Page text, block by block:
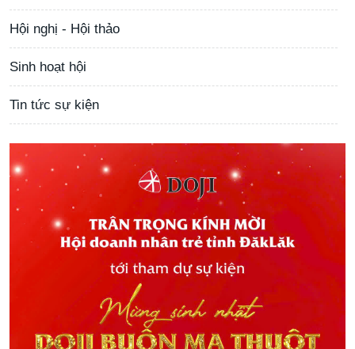
Hội nghị - Hội thảo
Sinh hoạt hội
Tin tức sự kiện